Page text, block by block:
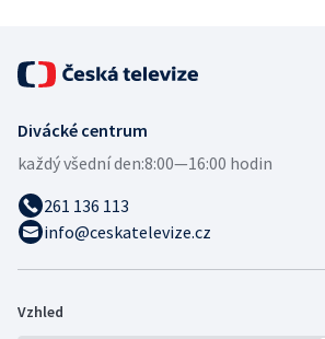
Divácké centrum
každý všední den:8:00—16:00 hodin
261 136 113
info@ceskatelevize.cz
Vzhled